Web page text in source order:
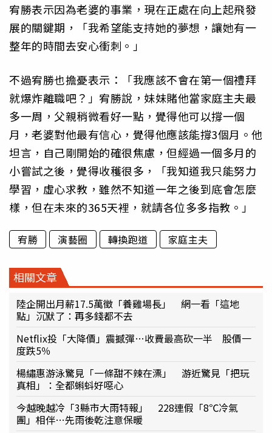
宥勝表示因為老婆的事業，現在正處在向上起飛發
展的關鍵期，「我希望能支持她的夢想，讓她有一
整年的時間去安心衝刺。」
不過宥勝也擔憂表示：「我應該不會在第一個禮拜
就爆炸離職吧？」宥勝說，妹妹賭他當家庭主夫最
多一周，父親稍微看好一點，覺得他可以撐一個
月，老婆對他最有信心，覺得他應該能撐3個月。他
坦言，自己剛開始的確很焦慮，但經過一個多月的
小嘗試之後，覺得收穫很多，「我知道我只能努力
學習，虛心求教，雖然不知道一年之後到底會怎麼
樣，但在未來的365天裡，就請各位多多指教。」
宥勝 演藝圈 轉換跑道 家庭主夫
相關文章
陸企開出月薪17.5萬徵「養雞場長」 網一看「這地
點」沉默了：再多錢都不去
Netflix投「大降價」震撼彈…收費最高砍一半 股價一
度跌5％
楊繡惠游泳驚見「一條甜不辣在漂」 游近驚見「把玩
真相」：全都蝌蚪好噁心
今越晚越冷「3縣市大雨特報」 228連假「8℃冷氣
團」相伴…先雨後乾注意保暖